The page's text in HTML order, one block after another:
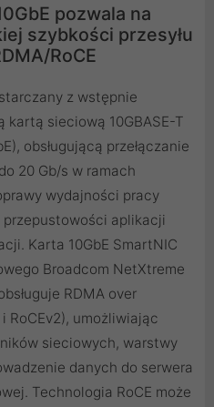
pozwala na
szybkości przesyłu
RoCE
z wstępnie
sieciową 10GBASE-T
obsługującą przełączanie
20 Gb/s w ramach
wydajności pracy
aplikacji
Karta 10GbE SmartNIC
Broadcom NetXtreme
RDMA over
RoCEv2), umożliwiając
sieciowych, warstwy
danych do serwera
Technologia RoCE może